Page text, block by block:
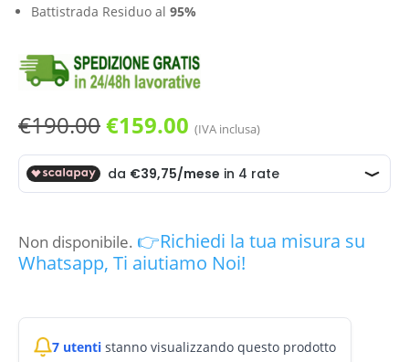
Battistrada Residuo al 95%
€190.00Il
originale
era:
€159.00 Il
prezzo
attuale
è:
(IVA inclusa)
Non disponibile. 👉Richiedi la tua misura su
Whatsapp, Ti aiutiamo Noi!
7 utenti stanno visualizzando questo prodotto